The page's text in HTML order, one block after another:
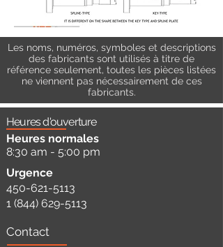
Les noms, numéros, symboles et descriptions
des fabricants sont utilisés à titre de
référence seulement, toutes les pièces listées
ne viennent pas nécessairement de ces
fabricants.
Heures d'ouverture
Heures normales
8:30 am - 5:00 pm
Urgence
450-621-5113
1 (844) 629-5113
Contact